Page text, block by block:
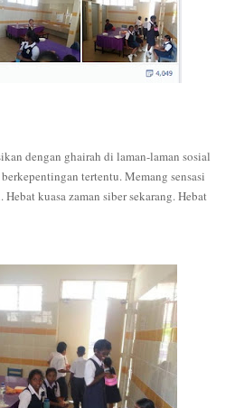
dengan ghairah di laman-laman sosial
tertentu. Memang sensasi
kuasa zaman siber sekarang. Hebat